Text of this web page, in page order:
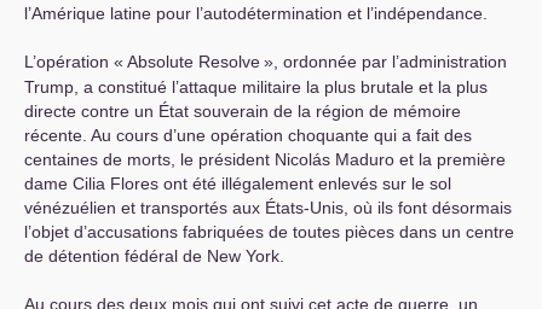
l’Amérique latine pour l’autodétermination et l’indépendance.
L’opération « Absolute Resolve», ordonnée par l’administration
Trump, a constitué l’attaque militaire la plus brutale et la plus
directe contre un État souverain de la région de mémoire
récente. Au cours d’une opération choquante qui a fait des
centaines de morts, le président Nicolás Maduro et la première
dame Cilia Flores ont été illégalement enlevés sur le sol
vénézuélien et transportés aux États-Unis, où ils font désormais
l’objet d’accusations fabriquées de toutes pièces dans un centre
de détention fédéral de New York.
Au cours des deux mois qui ont suivi cet acte de guerre, un